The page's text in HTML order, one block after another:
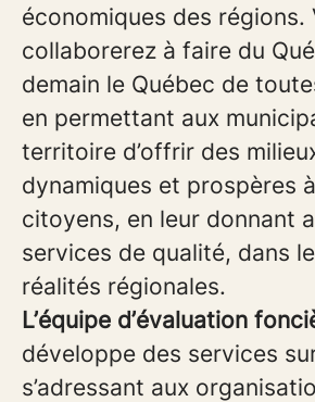
économiques des régions.
collaborerez à faire du
demain le Québec de
en permettant aux
territoire d’offrir des
dynamiques et prospères
citoyens, en leur donnant
services de qualité, dans
réalités régionales.
L’équipe d’évaluation
développe des services
s’adressant aux